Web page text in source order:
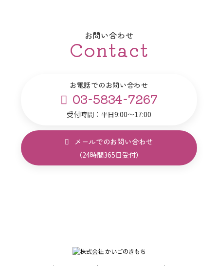
お問い合わせ
Contact
お電話でのお問い合わせ
03-5834-7267
受付時間：平日9:00～17:00
メールでのお問い合わせ
（24時間365日受付）